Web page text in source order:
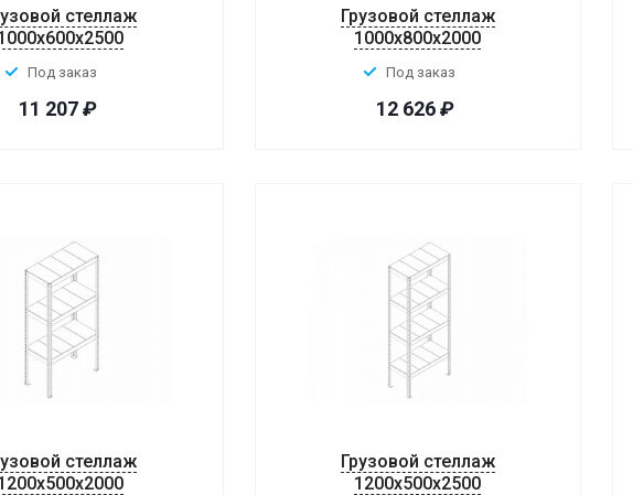
стеллаж
Под заказ
11 207₽
Грузовой стеллаж
1000x800x2000
Под заказ
12 626₽
стеллаж
Грузовой стеллаж
1200x500x2500